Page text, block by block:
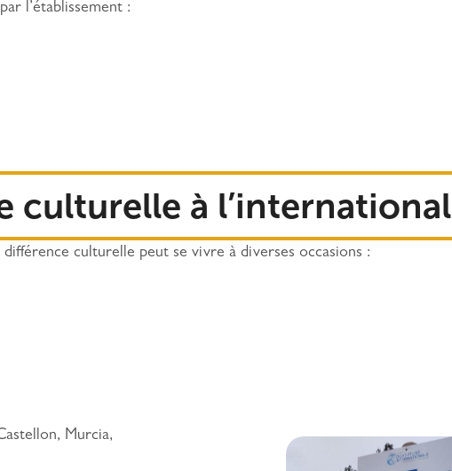
l’établissement :
culturelle à l’international
différence culturelle peut se vivre à diverses occasions :
Murcia,